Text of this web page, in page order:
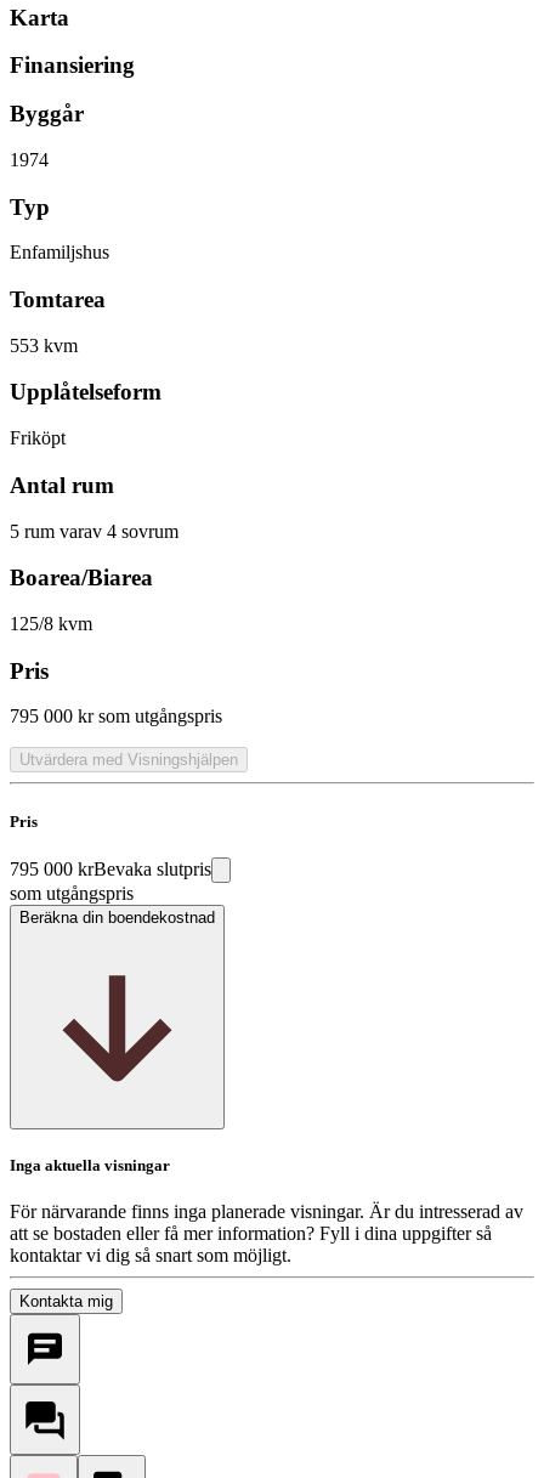
Karta
Finansiering
Byggår
1974
Typ
Enfamiljshus
Tomtarea
553 kvm
Upplåtelseform
Friköpt
Antal rum
5 rum varav 4 sovrum
Boarea/Biarea
125/8 kvm
Pris
795 000 kr som utgångspris
Utvärdera med Visningshjälpen
Pris
795 000 krBevaka slutpris
som utgångspris
Beräkna din boendekostnad
Inga aktuella visningar
För närvarande finns inga planerade visningar. Är du intresserad av
att se bostaden eller få mer information? Fyll i dina uppgifter så
kontaktar vi dig så snart som möjligt.
Kontakta mig